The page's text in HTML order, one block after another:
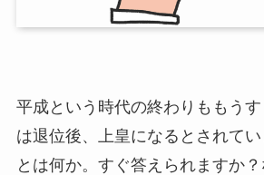
平成という時代の終わりももう
は退位後、上皇になるとされて
とは何か。すぐ答えられますか